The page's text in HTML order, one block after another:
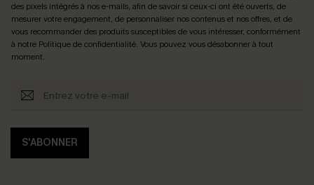
des pixels intégrés à nos e-mails, afin de savoir si ceux-ci ont été ouverts, de
mesurer votre engagement, de personnaliser nos contenus et nos offres, et de
vous recommander des produits susceptibles de vous intéresser, conformément
à notre Politique de confidentialité. Vous pouvez vous désabonner à tout
moment.
S'ABONNER